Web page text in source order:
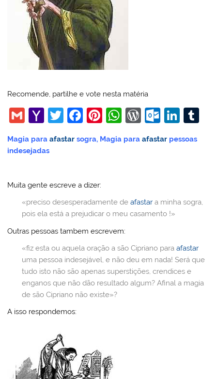
Recomende, partilhe e vote nesta matéria
G
ai
Y
h
M
ai
T
itt
F
c
o
o
k
Pi
er
W
at
p
W
d
O
lo
o
Li
k
Magia paraafastar sogra, Magia paraafastar pessoas
indesejadas
Muita gente escreve a dizer:
«preciso desesperadamente deafastar a minha sogra,
pois ela está a prejudicar o meu casamento !»
Outras pessoas tambem escrevem:
«fiz esta ou aquela oração a são Cipriano paraafastar
uma pessoa indesejável, e não deu em nada! Será que
tudo isto não são apenas superstições, crendices e
enganos que não dão resultado algum? Afinal a magia
de são Cipriano não existe»?
A isso respondemos: